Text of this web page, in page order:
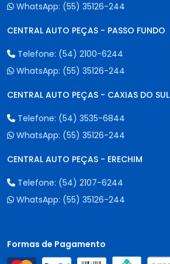
WhatsApp: (55) 35126-244
CENTRAL AUTO PEÇAS - PASSO FUNDO
Telefone: (54) 2100-6244
WhatsApp: (55) 35126-244
CENTRAL AUTO PEÇAS - CAXIAS DO SUL
Telefone: (54) 3535-6844
WhatsApp: (55) 35126-244
CENTRAL AUTO PEÇAS - ERECHIM
Telefone: (54) 2107-6244
WhatsApp: (55) 35126-244
Formas de Pagamento